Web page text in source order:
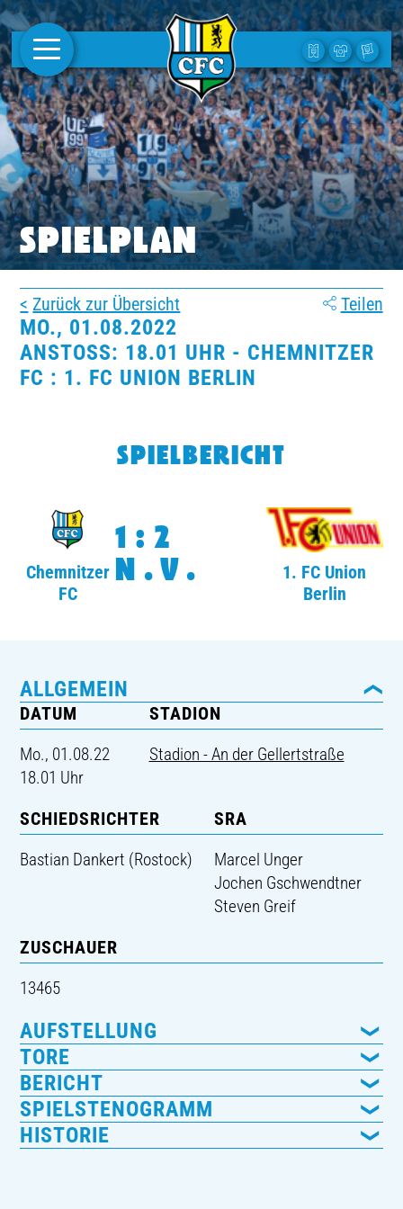
AKTUELLES
1. MANNSCHAFT
FRAUEN
CAMPUS
CLUB
CLUBMITGLIEDSCHAFT
BUSINESS
SÜDKURVE
SPIELPLAN
Zurück zur Übersicht Teilen
MO., 01.08.2022
ANSTOSS: 18.01 UHR - CHEMNITZER F
C : 1. FC UNION BERLIN
SPIELBERICHT
Chemnitzer
FC
1:2
N.V.
1. FC Union
Berlin
ALLGEMEIN
DATUM
Mo., 01.08.22
18.01 Uhr
STADION
Stadion - An der Gellertstraße
SCHIEDSRICHTER
Bastian Dankert (Rostock)
SRA
Marcel Unger
Jochen Gschwendtner
Steven Greif
ZUSCHAUER
13465
AUFSTELLUNG
TORE
BERICHT
SPIELSTENOGRAMM
HISTORIE